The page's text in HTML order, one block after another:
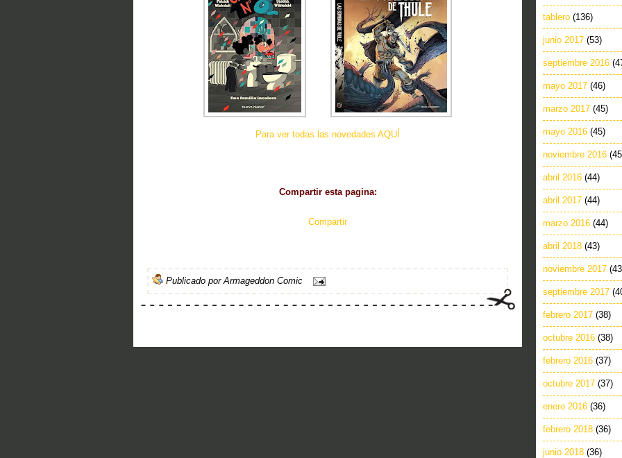
Para ver todas las novedades AQUÍ
Compartir esta pagina:
Compartir
Publicado porArmageddon Comic
tablero (136)
junio 2017 (53)
septiembre 2016
mayo 2017 (46)
marzo 2017 (45)
mayo 2016 (45)
noviembre 2016
abril 2016 (44)
abril 2017 (44)
marzo 2016 (44)
abril 2018 (43)
noviembre 2017
septiembre 2017
febrero 2017 (38)
octubre 2016 (38)
febrero 2016 (37)
octubre 2017 (37)
enero 2016 (36)
febrero 2018 (36)
junio 2018 (36)